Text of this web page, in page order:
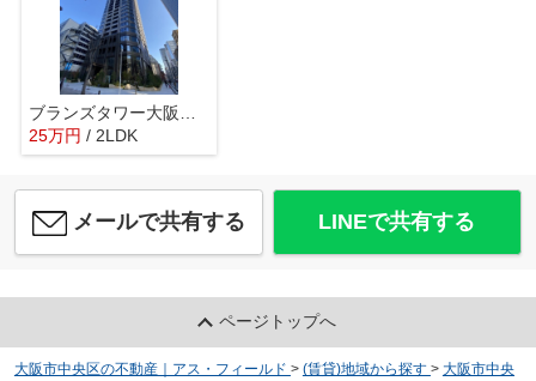
25万円 / 2LDK
メールで共有する LINEで共有する
ページトップへ
大阪市中央区の不動産｜アス・フィールド > (賃貸)地域から探す > 大阪市中央